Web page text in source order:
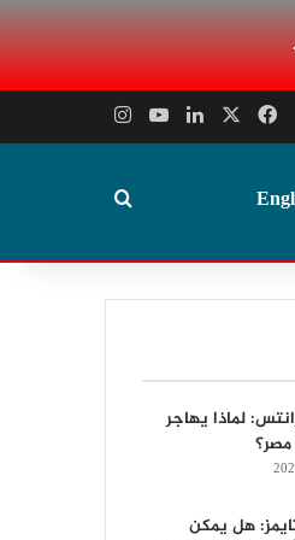
فيسبوك لينكدإن‫YouTubeانستقرام
بحث عن
لماذا يهاجر
هل يمكن